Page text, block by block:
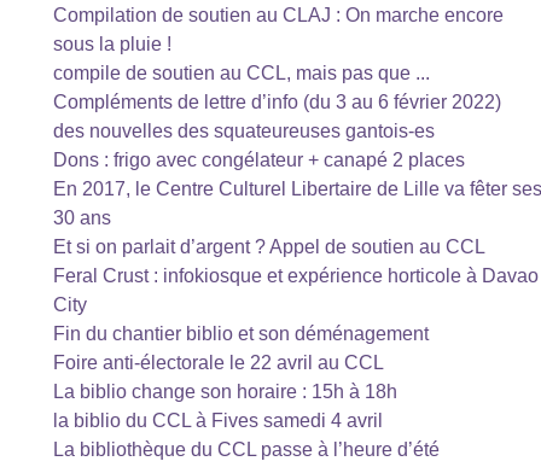
Compilation de soutien au CLAJ : On marche encore
sous la pluie !
compile de soutien au CCL, mais pas que ...
Compléments de lettre d’info (du 3 au 6 février 2022)
des nouvelles des squateureuses gantois-es
Dons : frigo avec congélateur + canapé 2 places
En 2017, le Centre Culturel Libertaire de Lille va fêter ses
30 ans
Et si on parlait d’argent ? Appel de soutien au CCL
Feral Crust : infokiosque et expérience horticole à Davao
City
Fin du chantier biblio et son déménagement
Foire anti-électorale le 22 avril au CCL
La biblio change son horaire : 15h à 18h
la biblio du CCL à Fives samedi 4 avril
La bibliothèque du CCL passe à l’heure d’été